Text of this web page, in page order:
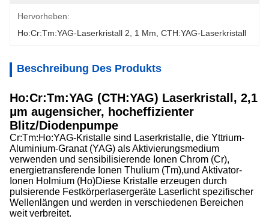
Hervorheben:
Ho:Cr:Tm:YAG-Laserkristall 2
1 Μm CTH:YAG-Laserkristall
Beschreibung Des Produkts
Ho:Cr:Tm:YAG (CTH:YAG) Laserkristall, 2,1
μm augensicher, hocheffizienter
Blitz/Diodenpumpe
Cr:Tm:Ho:YAG-Kristalle sind Laserkristalle, die Yttrium-
Aluminium-Granat (YAG) als Aktivierungsmedium
verwenden und sensibilisierende Ionen Chrom (Cr),
energietransferende Ionen Thulium (Tm),und Aktivator-
Ionen Holmium (Ho)Diese Kristalle erzeugen durch
pulsierende Festkörperlasergeräte Laserlicht spezifischer
Wellenlängen und werden in verschiedenen Bereichen
weit verbreitet.